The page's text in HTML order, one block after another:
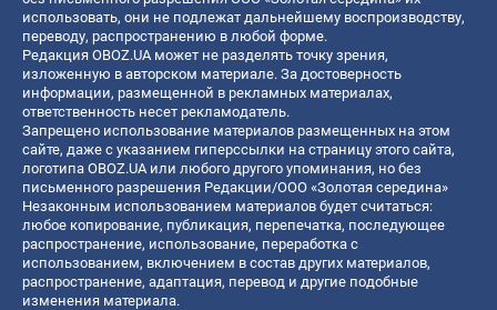
использовать, они не подлежат дальнейшему воспроизводству,
переводу, распространению в любой форме.
Редакция OBOZ.UA может не разделять точку зрения,
изложенную в авторском материале. За достоверность
информации, размещенной в рекламных материалах,
ответственность несет рекламодатель.
Запрещено использование материалов размещенных на этом
сайте, даже с указанием гиперссылки на страницу этого сайта,
логотипа OBOZ.UA или любого другого упоминания, но без
письменного разрешения Редакции/ООО «Золотая середина»
Незаконным использованием материалов будет считаться:
любое копирование, публикация, перепечатка, последующее
распространение, использование, переработка с
использованием, включением в состав других материалов,
распространение, адаптация, перевод и другие подобные
изменения материала.